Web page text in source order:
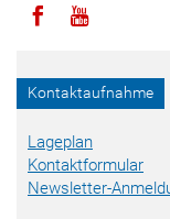
Icon facebook
Icon
Kontaktaufnahme
Lageplan
Kontaktformular
Newsletter-